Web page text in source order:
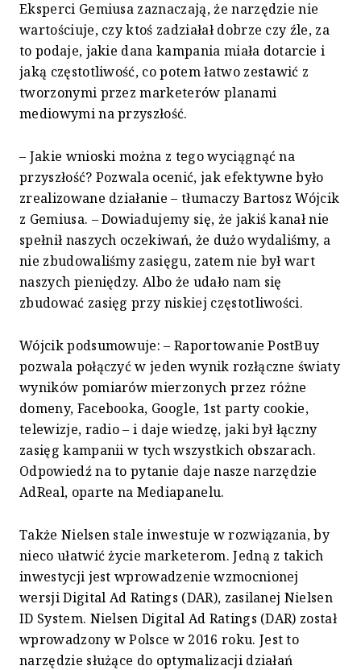
Eksperci Gemiusa zaznaczają, że narzędzie nie
wartościuje, czy ktoś zadziałał dobrze czy źle, za
to podaje, jakie dana kampania miała dotarcie i
jaką częstotliwość, co potem łatwo zestawić z
tworzonymi przez marketerów planami
mediowymi na przyszłość.
– Jakie wnioski można z tego wyciągnąć na
przyszłość? Pozwala ocenić, jak efektywne było
zrealizowane działanie – tłumaczy Bartosz Wójcik
z Gemiusa. – Dowiadujemy się, że jakiś kanał nie
spełnił naszych oczekiwań, że dużo wydaliśmy, a
nie zbudowaliśmy zasięgu, zatem nie był wart
naszych pieniędzy. Albo że udało nam się
zbudować zasięg przy niskiej częstotliwości.
Wójcik podsumowuje: – Raportowanie PostBuy
pozwala połączyć w jeden wynik rozłączne światy
wyników pomiarów mierzonych przez różne
domeny, Facebooka, Google, 1st party cookie,
telewizje, radio – i daje wiedzę, jaki był łączny
zasięg kampanii w tych wszystkich obszarach.
Odpowiedź na to pytanie daje nasze narzędzie
AdReal, oparte na Mediapanelu.
Także Nielsen stale inwestuje w rozwiązania, by
nieco ułatwić życie marketerom. Jedną z takich
inwestycji jest wprowadzenie wzmocnionej
wersji Digital Ad Ratings (DAR), zasilanej Nielsen
ID System. Nielsen Digital Ad Ratings (DAR) został
wprowadzony w Polsce w 2016 roku. Jest to
narzędzie służące do optymalizacji działań